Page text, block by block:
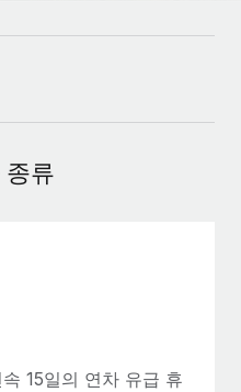
를 간소화
화
통합
색
종류
15일의 연차 유급 휴